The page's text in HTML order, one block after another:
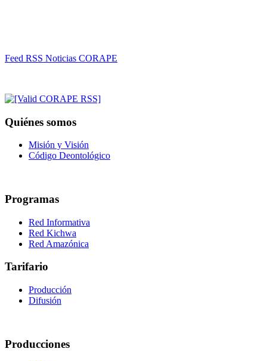
Feed RSS Noticias CORAPE
Quiénes somos
Misión y Visión
Código Deontológico
Programas
Red Informativa
Red Kichwa
Red Amazónica
Tarifario
Producción
Difusión
Producciones